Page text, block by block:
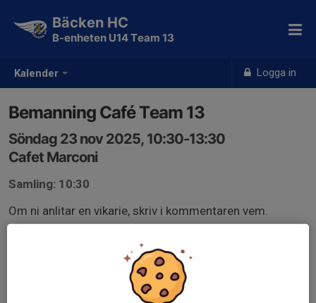
Kalender Logga in
Bäcken HC
B-enheten U14 Team 13
Bemanning Café Team 13
Söndag 23 nov 2025, 10:30-13:30
Cafet Marconi
Samling: 10:30
Om ni anlitar en vikarie, skriv i kommentaren vem.